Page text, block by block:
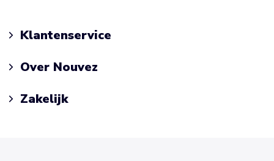
Klantenservice
Over Nouvez
Zakelijk